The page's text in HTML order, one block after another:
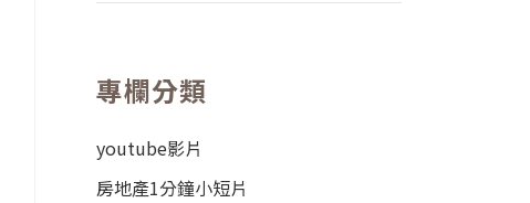
專欄分類
youtube影片
房地產1分鐘小短片